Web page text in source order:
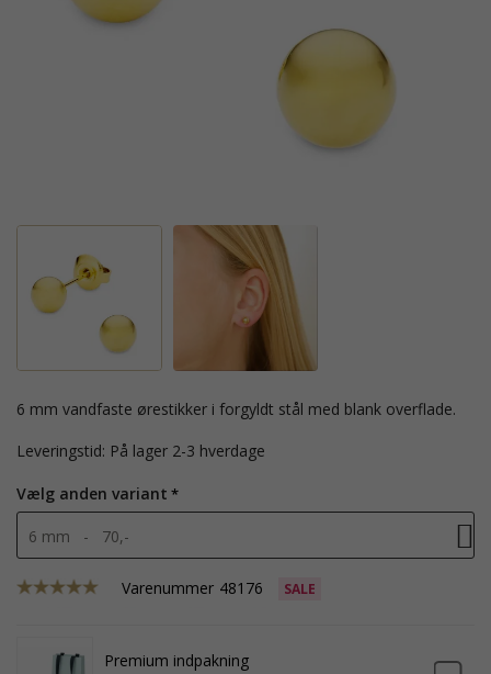
6 mm vandfaste ørestikker i forgyldt stål med blank overflade.
Leveringstid: På lager 2-3 hverdage
Vælg anden variant
6 mm - 70,-
Varenummer 48176 SALE
Premium indpakning